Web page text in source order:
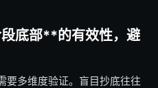
底部**的有效性，避
要多维度验证。盲目抄底往往